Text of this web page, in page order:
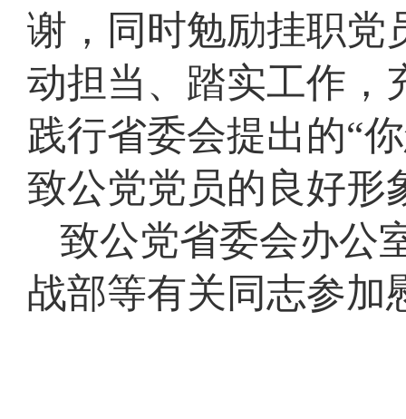
谢，同时勉励挂职党
动担当、踏实工作，
践行省委会提出的“
致公党党员的良好形
致公党省委会办公
战部等有关同志参加